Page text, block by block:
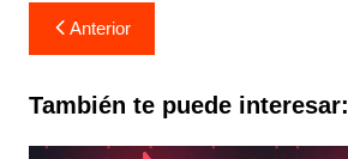
Navegación
de
entradas
Anterior
También te puede interesar: